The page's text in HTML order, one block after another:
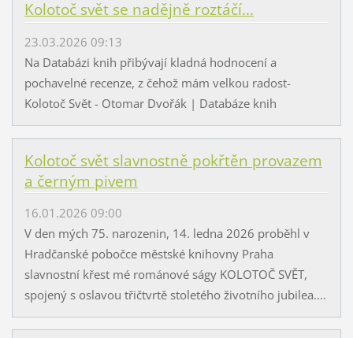
Kolotoč svět se nadějně roztáčí...
23.03.2026 09:13
Na Databázi knih přibývají kladná hodnocení a
pochavelné recenze, z čehož mám velkou radost-
Kolotoč Svět - Otomar Dvořák | Databáze knih
Kolotoč svět slavnostně pokřtěn provazem
a černým pivem
16.01.2026 09:00
V den mých 75. narozenin, 14. ledna 2026 proběhl v
Hradčanské pobočce městské knihovny Praha
slavnostní křest mé románové ságy KOLOTOČ SVĚT,
spojený s oslavou třičtvrtě stoletého životního jubilea....